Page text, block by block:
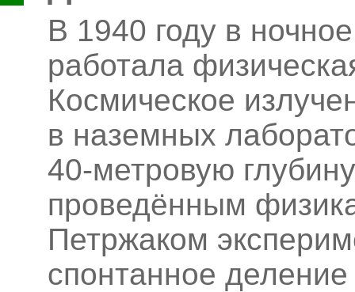
В 1940 году в
работала
Космическое
в наземных
40-метровую
проведённым
Петржаком
спонтанное